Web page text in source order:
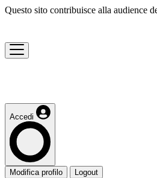
Questo sito contribuisce alla audience
Accedi
Modifica profilo Logout